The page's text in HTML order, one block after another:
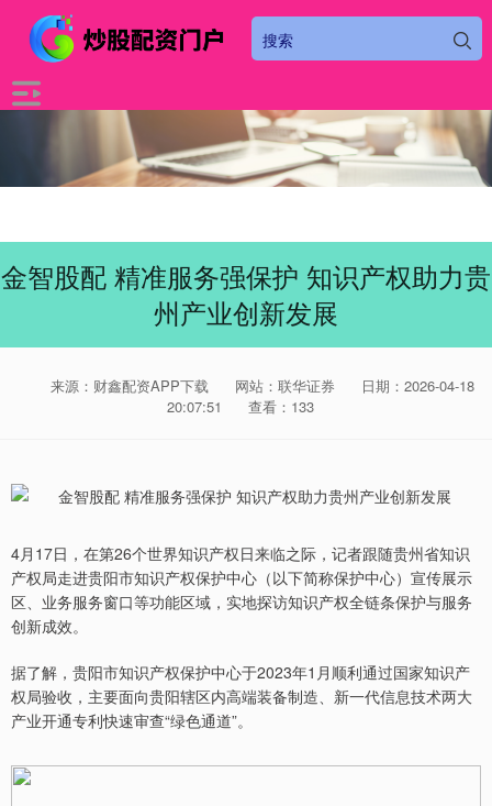
金智股配 精准服务强保护 知识产权助力贵
州产业创新发展
来源：财鑫配资APP下载 网站：联华证券
日期：2026-04-18
20:07:51
查看：133
4月17日，在第26个世界知识产权日来临之际，记者跟随贵州省知识
产权局走进贵阳市知识产权保护中心（以下简称保护中心）宣传展示
区、业务服务窗口等功能区域，实地探访知识产权全链条保护与服务
创新成效。
据了解，贵阳市知识产权保护中心于2023年1月顺利通过国家知识产
权局验收，主要面向贵阳辖区内高端装备制造、新一代信息技术两大
产业开通专利快速审查“绿色通道”。